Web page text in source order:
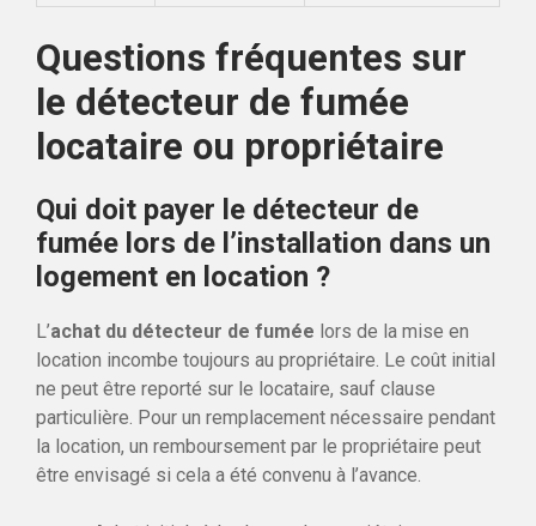
Questions fréquentes sur
le détecteur de fumée
locataire ou propriétaire
Qui doit payer le détecteur de
fumée lors de l’installation dans un
logement en location ?
L’achat du détecteur de fumée lors de la mise en
location incombe toujours au propriétaire. Le coût initial
ne peut être reporté sur le locataire, sauf clause
particulière. Pour un remplacement nécessaire pendant
la location, un remboursement par le propriétaire peut
être envisagé si cela a été convenu à l’avance.